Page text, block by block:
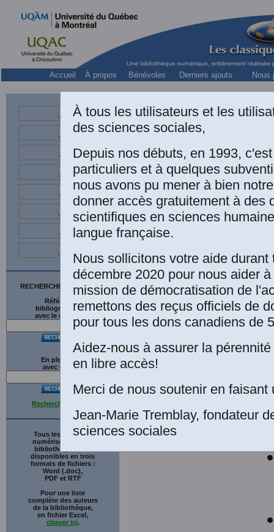
Accueil À propos Bénévoles Derniers ajouts Nous
RECHERCHE SUR LE SITE
Références
bibliographiques
avec le catalogue
En plein texte
avec G gle
Recherche avancée
Tous les ouvrages
numérisés de cette
bibliothèque sont
disponibles en trois
formats de fichiers :
Word (.doc),
PDF et RTF
Pour une liste
complète des auteurs
de la bibliothèque,
en fichier Excel,
cliquer ici.
À tous les utilisateurs et les
des sciences sociales,
Depuis nos débuts, en 1993,
particuliers et à quelques
nous avons pu mener à bien
donner accès gratuitement à des
scientifiques en sciences
langue française.
Nous sollicitons votre aide durant
décembre 2020 pour nous aider
mission de démocratisation de
remettons des reçus officiels de
pour tous les dons canadiens de
Aidez-nous à assurer la
en libre accès!
Merci de nous soutenir en faisant
Jean-Marie Tremblay, fondateur
sciences sociales